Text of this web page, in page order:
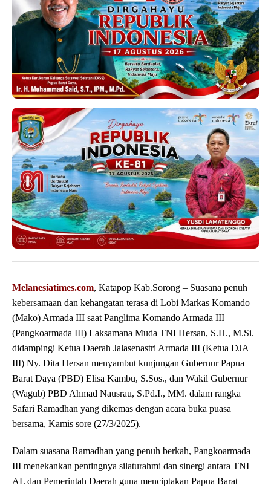
Melanesiatimes.com, Katapop Kab.Sorong – Suasana penuh
kebersamaan dan kehangatan terasa di Lobi Markas Komando
(Mako) Armada III saat Panglima Komando Armada III
(Pangkoarmada III) Laksamana Muda TNI Hersan, S.H., M.Si.
didampingi Ketua Daerah Jalasenastri Armada III (Ketua DJA
III) Ny. Dita Hersan menyambut kunjungan Gubernur Papua
Barat Daya (PBD) Elisa Kambu, S.Sos., dan Wakil Gubernur
(Wagub) PBD Ahmad Nausrau, S.Pd.I., MM. dalam rangka
Safari Ramadhan yang dikemas dengan acara buka puasa
bersama, Kamis sore (27/3/2025).
Dalam suasana Ramadhan yang penuh berkah, Pangkoarmada
III menekankan pentingnya silaturahmi dan sinergi antara TNI
AL dan Pemerintah Daerah guna menciptakan Papua Barat